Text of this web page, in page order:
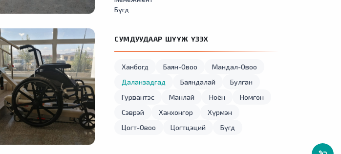
Бүгд
СУМДУУДААР ШҮҮЖ ҮЗЭХ
Ханбогд Баян-Овоо
Мандал-Овоо
Даланзадгад
Баяндалай
Булган
Гурвантэс
Манлай Ноён
Номгон
Сэврэй
Ханхонгор
Хүрмэн
Цогт-Овоо
Цогтцэций Бүгд